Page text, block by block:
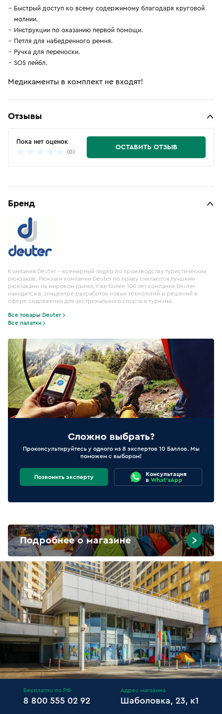
Быстрый доступ ко всему содержимому благодаря круговой
молнии.
Инструкции по оказанию первой помощи.
Петля для набедренного ремня.
Ручка для переноски.
SOS лейбл.
Медикаменты в комплект не входят!
Отзывы
Пока нет оценок
(0)
ОСТАВИТЬ ОТЗЫВ
Бренд
Компания Deuter - всемирный лидер по производству туристических
рюкзаков. Рюкзаки компании Deuter по праву считаются лучшими
рюкзаками на мировом рынке.Уже более 100 лет компания Deuter
находится в эпицентре разработок новых технологий и решений в
сфере снаряжения для экстремального спорта и туризма.
Все товары Deuter
Все палатки
Сложно выбрать?
Проконсультируйтесь у одного из 8 экспертов 10 Баллов. Мы
поможем с выбором!
Позвонить эксперту
Консультация
в What'sApp
Подробнее о магазине
Бесплатно по РФ
8 800 555 02 92
Адрес магазина
Шаболовка, 23, к1